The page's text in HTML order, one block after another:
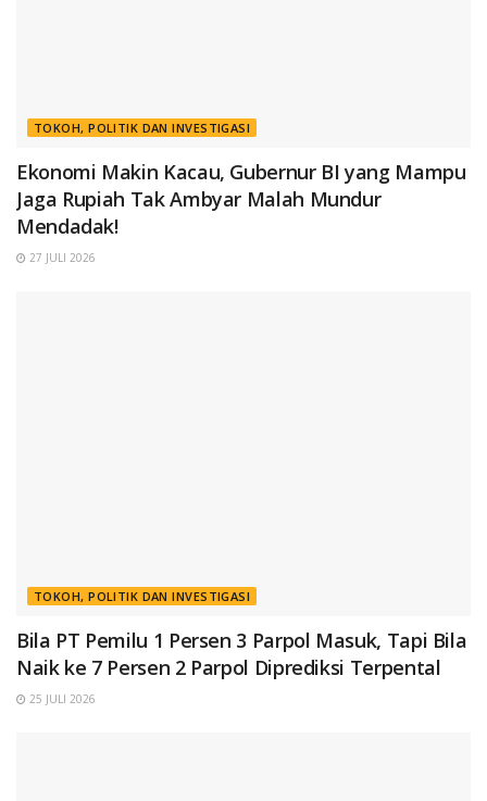
TOKOH, POLITIK DAN INVESTIGASI
Ekonomi Makin Kacau, Gubernur BI yang Mampu
Jaga Rupiah Tak Ambyar Malah Mundur
Mendadak!
27 JULI 2026
TOKOH, POLITIK DAN INVESTIGASI
Bila PT Pemilu 1 Persen 3 Parpol Masuk, Tapi Bila
Naik ke 7 Persen 2 Parpol Diprediksi Terpental
25 JULI 2026